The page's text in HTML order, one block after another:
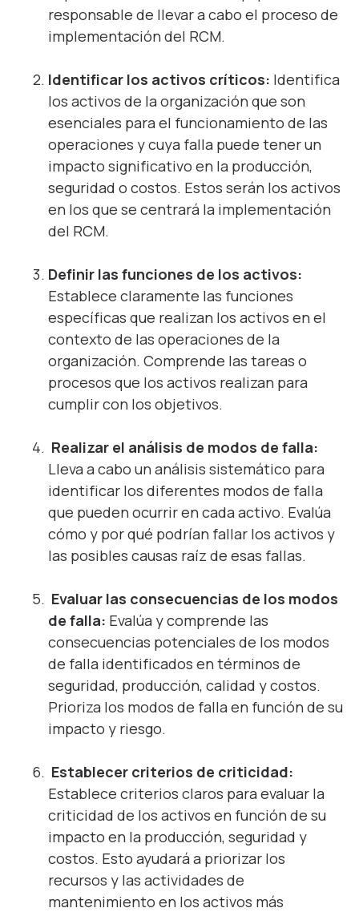
responsable de llevar a cabo el proceso de
implementación del RCM.
Identificar los activos críticos: Identifica
los activos de la organización que son
esenciales para el funcionamiento de las
operaciones y cuya falla puede tener un
impacto significativo en la producción,
seguridad o costos. Estos serán los activos
en los que se centrará la implementación
del RCM.
Definir las funciones de los activos:
Establece claramente las funciones
específicas que realizan los activos en el
contexto de las operaciones de la
organización. Comprende las tareas o
procesos que los activos realizan para
cumplir con los objetivos.
Realizar el análisis de modos de falla:
Lleva a cabo un análisis sistemático para
identificar los diferentes modos de falla
que pueden ocurrir en cada activo. Evalúa
cómo y por qué podrían fallar los activos y
las posibles causas raíz de esas fallas.
Evaluar las consecuencias de los modos
de falla: Evalúa y comprende las
consecuencias potenciales de los modos
de falla identificados en términos de
seguridad, producción, calidad y costos.
Prioriza los modos de falla en función de su
impacto y riesgo.
Establecer criterios de criticidad:
Establece criterios claros para evaluar la
criticidad de los activos en función de su
impacto en la producción, seguridad y
costos. Esto ayudará a priorizar los
recursos y las actividades de
mantenimiento en los activos más